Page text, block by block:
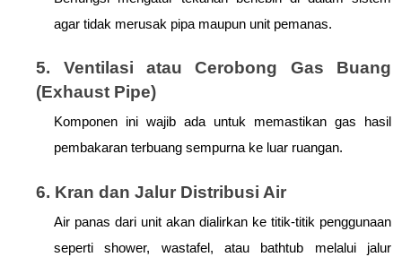
agar tidak merusak pipa maupun unit pemanas.
5. Ventilasi atau Cerobong Gas Buang
(Exhaust Pipe)
Komponen ini wajib ada untuk memastikan gas hasil
pembakaran terbuang sempurna ke luar ruangan.
6. Kran dan Jalur Distribusi Air
Air panas dari unit akan dialirkan ke titik-titik penggunaan
seperti shower, wastafel, atau bathtub melalui jalur